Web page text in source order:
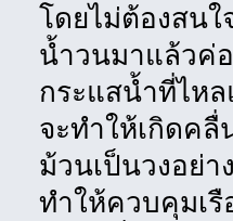
โดยไม่ต้องสนใ
น้ำวนมาแล้วค่
กระแสน้ำที่ไห
จะทำให้เกิดค
ม้วนเป็นวงอย่า
ทำให้ควบคุมเรื